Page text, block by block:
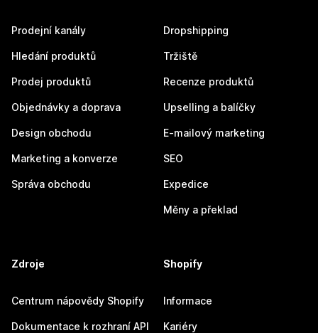
Prodejní kanály
Hledání produktů
Prodej produktů
Objednávky a doprava
Design obchodu
Marketing a konverze
Správa obchodu
Dropshipping
Tržiště
Recenze produktů
Upselling a balíčky
E-mailový marketing
SEO
Expedice
Měny a překlad
Zdroje
Centrum nápovědy Shopify
Dokumentace k rozhraní API
Shopify
Informace
Kariéry